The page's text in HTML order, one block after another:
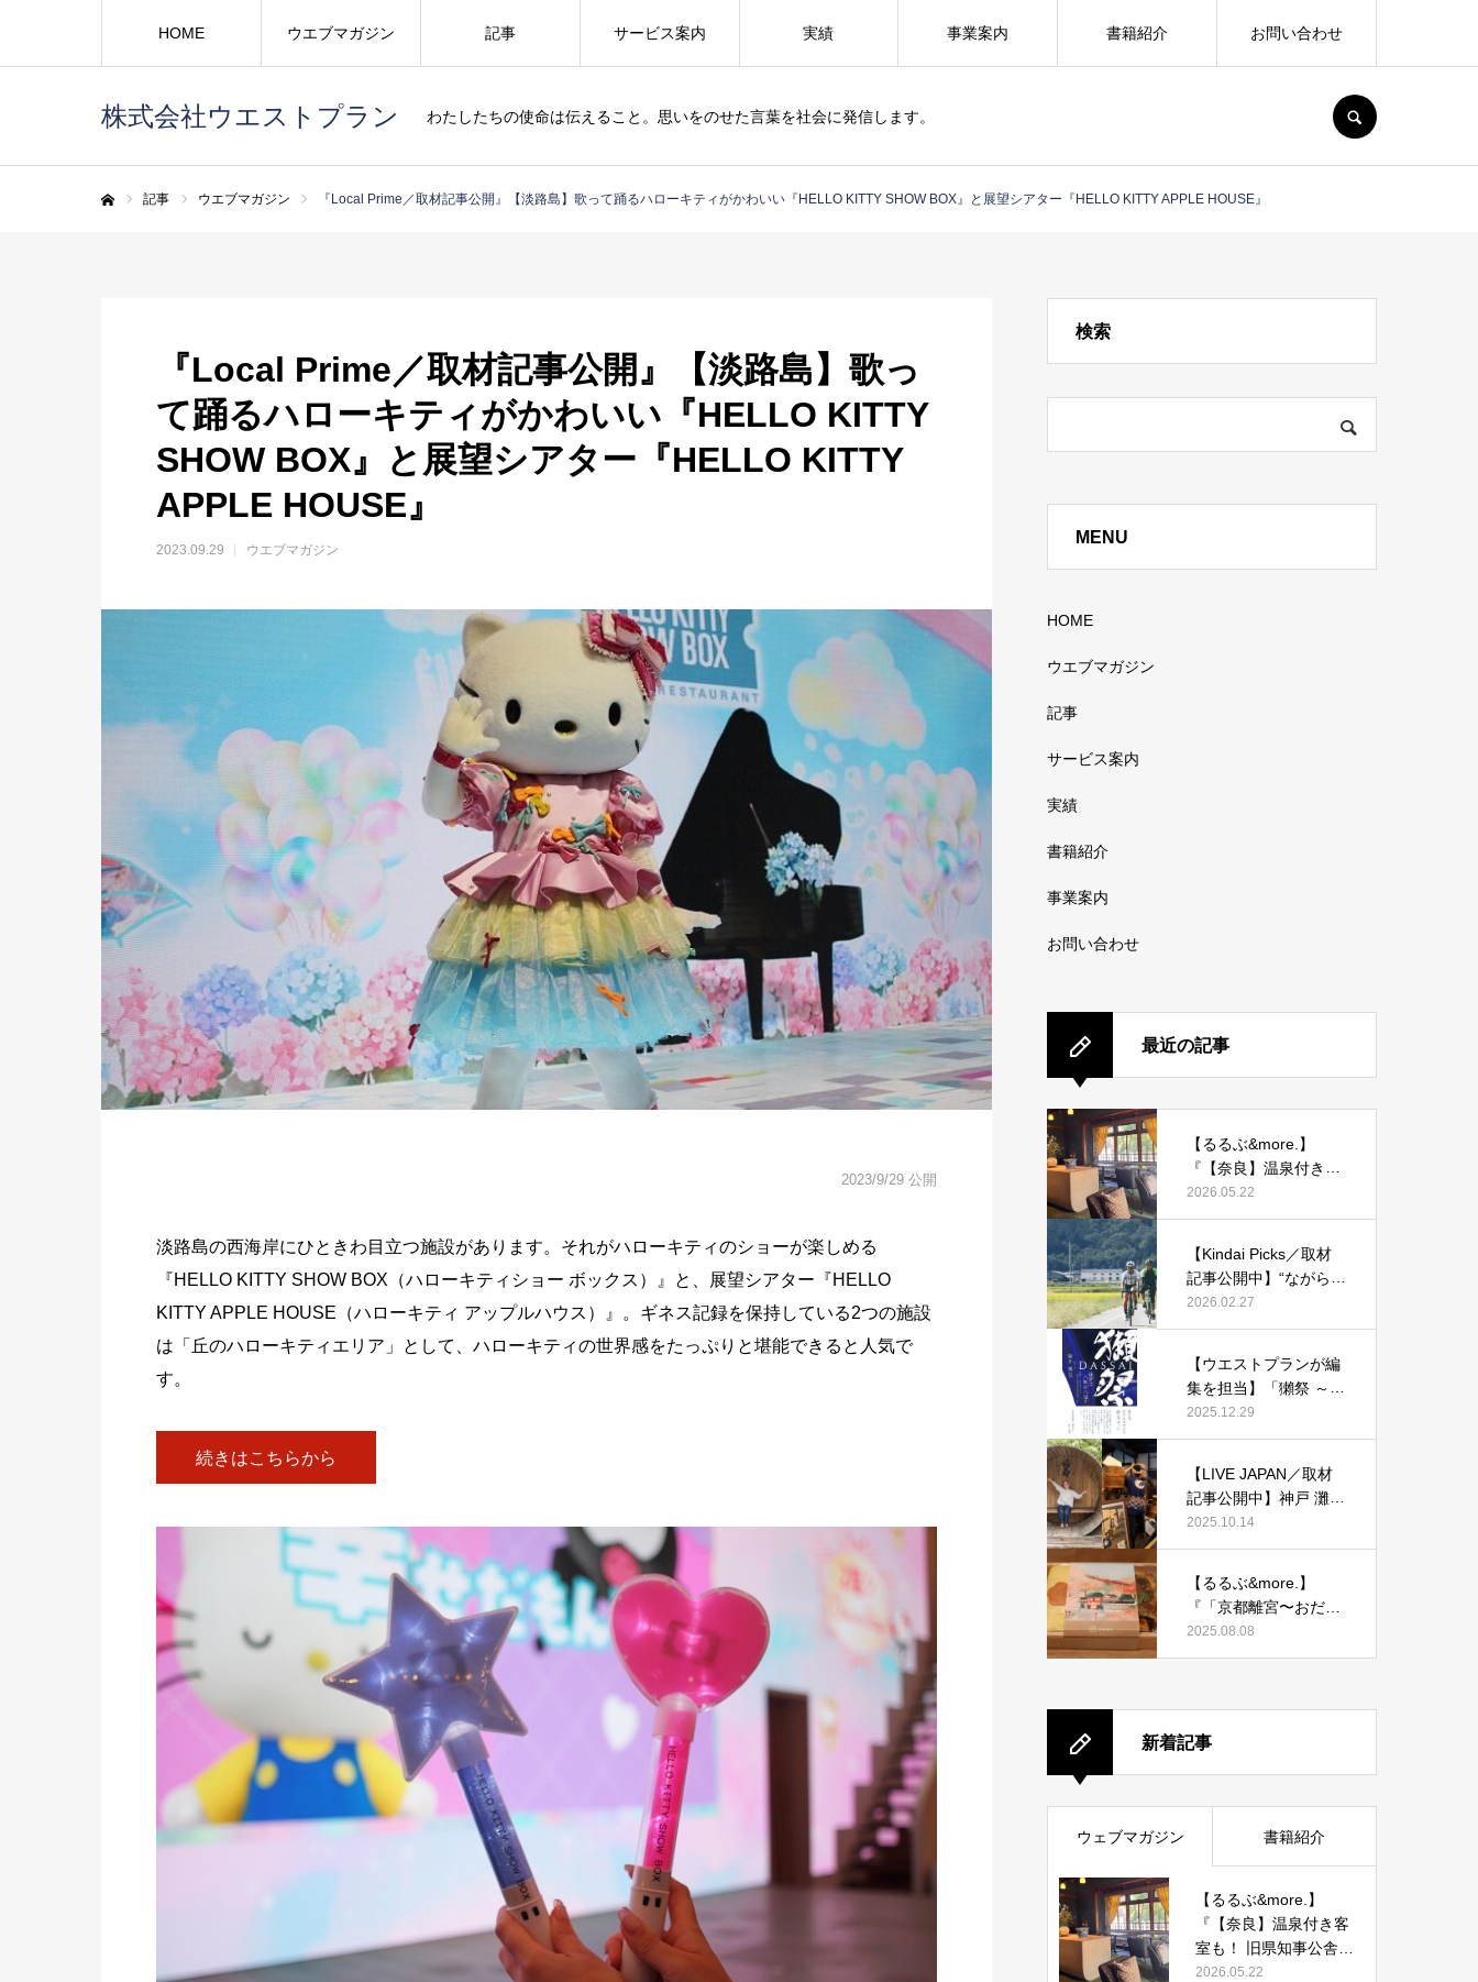
株式会社ウエストプラン わたしたちの使命は伝えること。思いをのせた言葉を社会に発信します。
HOME ウエブマガジン 記事 サービス案内 実績 事業案内 書籍紹介 お問い合わせ
記事 ウエブマガジン 『Local Prime／取材記事公開』【淡路島】歌って踊るハローキティがかわいい『HELLO KITTY SHOW BOX』と展望シアター『HELLO KITTY APPLE HOUSE』
『Local Prime／取材記事公開』【淡路島】歌っ
て踊るハローキティがかわいい『HELLO KITTY
SHOW BOX』と展望シアター『HELLO KITTY
APPLE HOUSE』
2023.09.29 ウエブマガジン
2023/9/29 公開
淡路島の西海岸にひときわ目立つ施設があります。それがハローキティのショーが楽しめる
『HELLO KITTY SHOW BOX（ハローキティショー ボックス）』と、展望シアター『HELLO
KITTY APPLE HOUSE（ハローキティ アップルハウス）』。ギネス記録を保持している2つの施設
は「丘のハローキティエリア」として、ハローキティの世界感をたっぷりと堪能できると人気で
す。
続きはこちらから
検索
MENU
HOME
ウエブマガジン
記事
サービス案内
実績
書籍紹介
事業案内
お問い合わせ
最近の記事
【るるぶ&more.】
『【奈良】温泉付き客
室も！ 旧県知事公舎を
改装した宿「紫翠 ラグ
ンホテル 奈良」で贅沢
ステイ』
2026.05.22
【Kindai Picks／取材
記事公開中】“ながらス
マホ”に1万2000円！20
26年4月からルール化
切符」とは？
2026.02.27
【ウエストプランが編
集を担当】「獺祭 ～経
営は八転び八起き～」
発刊！
2025.12.29
【LIVE JAPAN／取材
記事公開中】神戸 灘五
郷酒蔵めぐりを取材執
筆しました。
2025.10.14
【るるぶ&more.】
『「京都離宮〜おだし
とだしまき〜」京都駅
店がオープン！ だしま
中
2025.08.08
新着記事
ウェブマガジン 書籍紹介
【るるぶ&more.】
『【奈良】温泉付き客
室も！ 旧県知事公舎を
改装した宿「紫翠 ラグ
2026.05.22